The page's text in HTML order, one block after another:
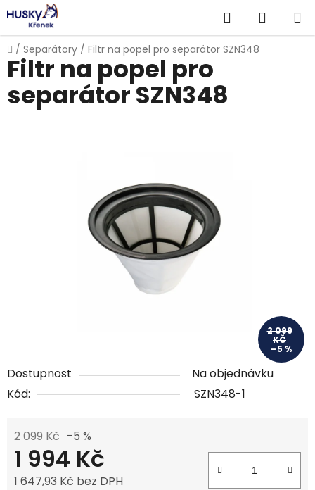
Přejít
na
obsah
Hledat
KOŠÍK
Domů
/ Separátory / Filtr na popel pro separátor SZN348
Dostupnost
Na objednávku
Kód:
SZN348-1
2 099 Kč –5 %
1 994 Kč
1 647,93 Kč bez DPH
Filtr na popel pro
separátor SZN348
2 099
KČ
–5 %